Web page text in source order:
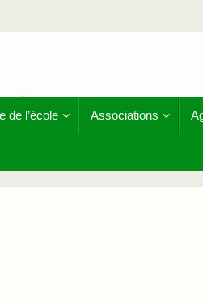
de l’école Associations